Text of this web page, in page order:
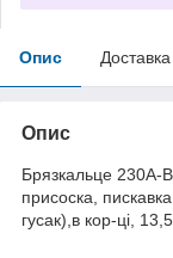
Опис Доставка
Опис
Брязкальце 230A-
присоска,
гусак),в кор-ці,